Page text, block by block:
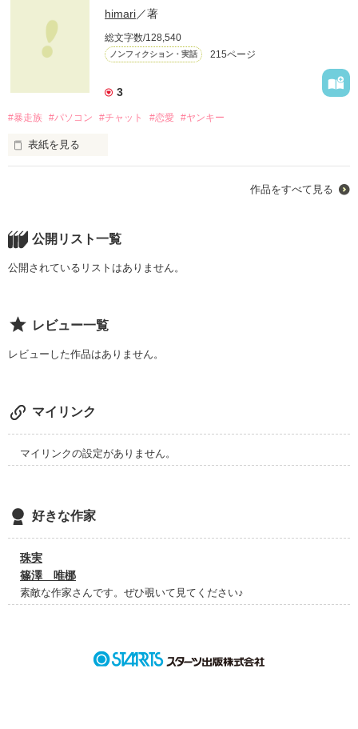
組員に丸め込められて、
気付けば･･･
『やっちまいな！』
＊ほぼフィクションです。
おりますが（笑）
PV270000突破!!!
2009・11・10〜11・27
☆★　☆★　☆★　☆★　☆★　☆★　☆
うございます!!
それは贈り物･･･
大切な人にGiftを贈った事ありますか？
ちょこっとお届けです･･･
感想ありがとうございます！！
himari／著
総文字数/128,540
ノンフィクション・実話 215ページ
3
#暴走族 #パソコン #チャット #恋愛 #ヤンキー
表紙を見る
声も聞いた事無くて、
触れた事も無くて。
『好き』『大好き』
心からアナタを好きでした。
私は女になれたよ。
いつ、会えても良い様に。
女を意識した。
でも･･･
作品をすべて見る
公開リスト一覧
公開されているリストはありません。
レビュー一覧
レビューした作品はありません。
マイリンク
マイリンクの設定がありません。
好きな作家
珠実
篠澤 唯梛
素敵な作家さんです。ぜひ覗いて見てください♪